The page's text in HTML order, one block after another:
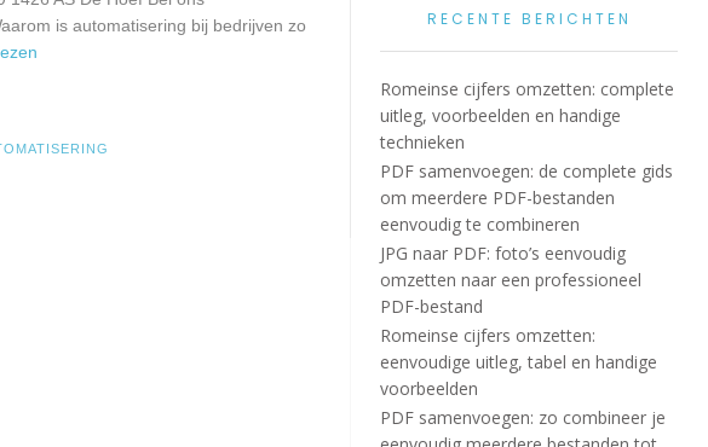
is automatisering bij bedrijven zo
RECENTE BERICHTEN
Romeinse cijfers omzetten: complete
uitleg, voorbeelden en handige
technieken
PDF samenvoegen: de complete gids
om meerdere PDF-bestanden
eenvoudig te combineren
JPG naar PDF: foto’s eenvoudig
omzetten naar een professioneel
PDF-bestand
Romeinse cijfers omzetten:
eenvoudige uitleg, tabel en handige
voorbeelden
PDF samenvoegen: zo combineer je